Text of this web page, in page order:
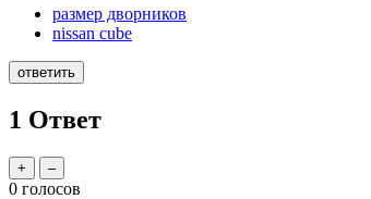
размер дворников
nissan cube
1 Ответ
0 голосов